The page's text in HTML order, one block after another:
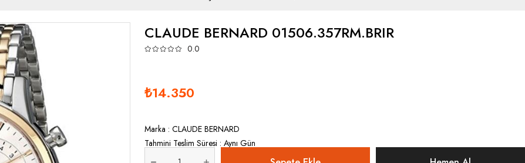
CLAUDE BERNARD 01506.357RM.BRIR
0.0
₺14.350
Marka : CLAUDE BERNARD
Tahmini Teslim Süresi : Aynı Gün